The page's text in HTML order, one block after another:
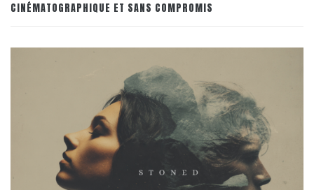
CINÉMATOGRAPHIQUE ET SANS COMPROMIS